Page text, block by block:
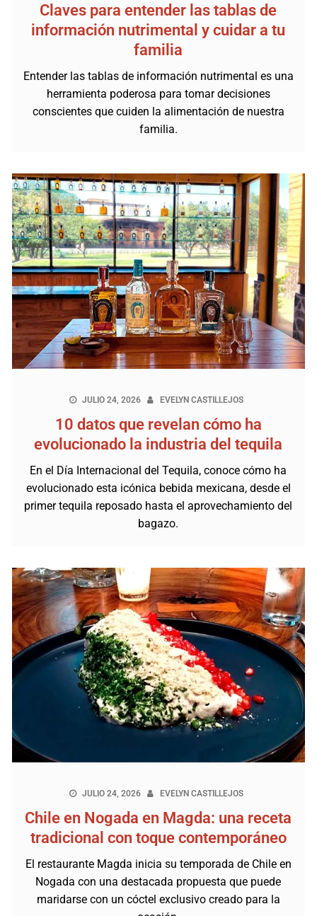
Claves para entender las tablas de
información nutrimental y cuidar a tu
familia
Entender las tablas de información nutrimental es una
herramienta poderosa para tomar decisiones
conscientes que cuiden la alimentación de nuestra
familia.
JULIO 24, 2026 EVELYN CASTILLEJOS
10 datos que revelan cómo ha
evolucionado la industria del tequila
En el Día Internacional del Tequila, conoce cómo ha
evolucionado esta icónica bebida mexicana, desde el
primer tequila reposado hasta el aprovechamiento del
bagazo.
JULIO 24, 2026 EVELYN CASTILLEJOS
Chile en Nogada en Magda: una receta
tradicional con toque contemporáneo
El restaurante Magda inicia su temporada de Chile en
Nogada con una destacada propuesta que puede
maridarse con un cóctel exclusivo creado para la